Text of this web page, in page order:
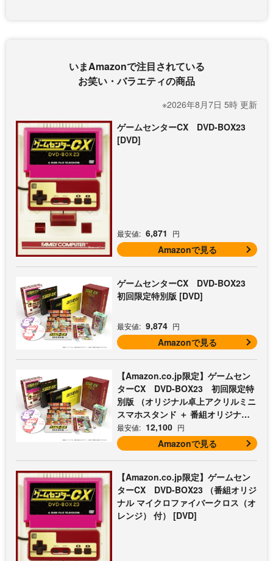
いまAmazonで注目されている
お笑い・バラエティの商品
※2026年8月7日 5時 更新
ゲームセンターCX DVD-BOX23
[DVD]
最安値: 6,871 円
Amazonで見る
ゲームセンターCX DVD-BOX23
初回限定特別版 [DVD]
最安値: 9,874 円
Amazonで見る
【Amazon.co.jp限定】ゲームセン
ターCX DVD-BOX23 初回限定特
別版 （オリジナル卓上アクリルミニ
スマホスタンド ＋ 番組オリジナル
マイクロファイバークロス（オレン
ジ） 付） [DVD]
最安値: 12,100 円
Amazonで見る
【Amazon.co.jp限定】ゲームセン
ターCX DVD-BOX23 （番組オリジ
ナル マイクロファイバークロス（オ
レンジ） 付） [DVD]